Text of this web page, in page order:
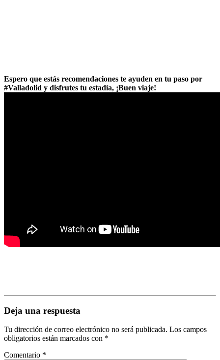
Espero que estás recomendaciones te ayuden en tu paso por
#Valladolid y disfrutes tu estadía, ¡Buen viaje!
Deja una respuesta
Tu dirección de correo electrónico no será publicada. Los campos
obligatorios están marcados con *
Comentario *